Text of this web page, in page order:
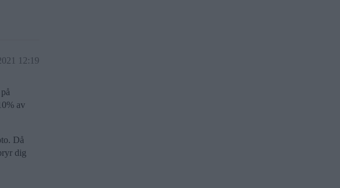
12:19
av
Då
dig